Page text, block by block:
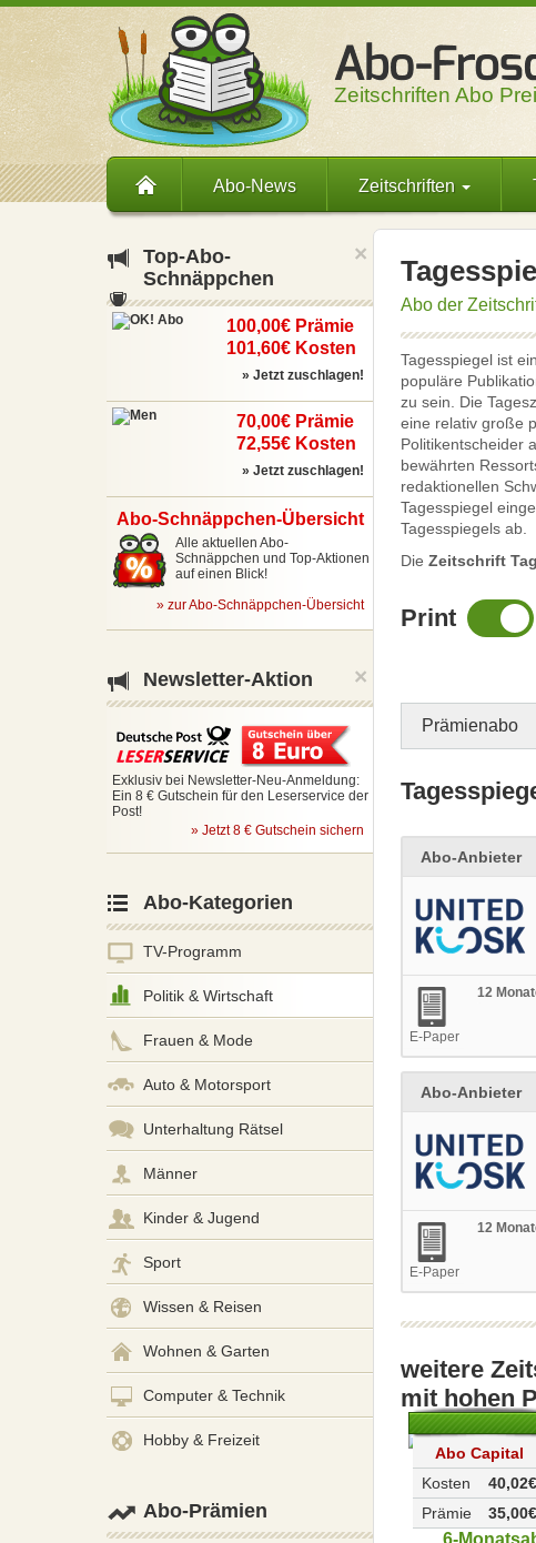
Zeitschriften Abo
Abo-News Zeitschriften
Abo der
Tagesspiegel ist
populäre
zu sein. Die
eine relativ große
Politikentscheider
bewährten
redaktionellen
Tagesspiegel
Tagesspiegels ab.
Die Zeitschrift
Print
Prämienabo
Abo-Anbieter
E-Paper
12
Abo-Anbieter
E-Paper
12
weitere
mit hohen
Abo Capital
40,02€
Kosten
35,00€
Prämie
6-
×
Top-Abo-
Schnäppchen
100,00€ Prämie
101,60€ Kosten
» Jetzt zuschlagen!
70,00€ Prämie
72,55€ Kosten
» Jetzt zuschlagen!
Abo-Schnäppchen-Übersicht
Alle aktuellen Abo-
Schnäppchen und Top-Aktionen
auf einen Blick!
» zur Abo-Schnäppchen-Übersicht
×
Newsletter-Aktion
Exklusiv bei Newsletter-Neu-Anmeldung:
Ein 8 € Gutschein für den Leserservice der
Post!
» Jetzt 8 € Gutschein sichern
Abo-Kategorien
TV-Programm
Politik & Wirtschaft
Frauen & Mode
Auto & Motorsport
Unterhaltung Rätsel
Männer
Kinder & Jugend
Sport
Wissen & Reisen
Wohnen & Garten
Computer & Technik
Hobby & Freizeit
Abo-Prämien